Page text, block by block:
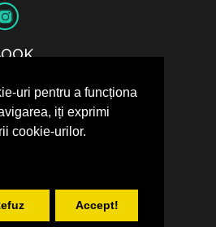
uri pentru a funcționa
iți exprimi
cookie-urilor.
Accept!